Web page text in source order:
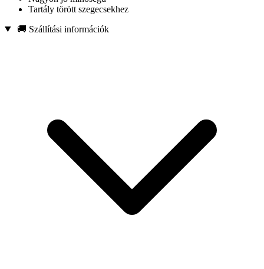
Tartály törött szegecsekhez
🚚 Szállítási információk